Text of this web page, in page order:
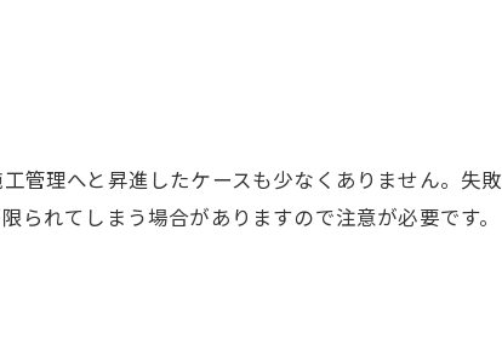
管理へと昇進したケースも少なくありません。失
れてしまう場合がありますので注意が必要です。